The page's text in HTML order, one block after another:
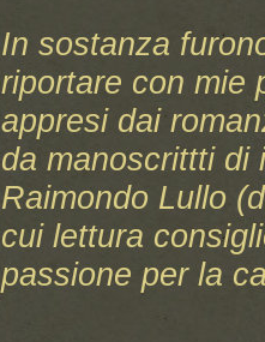
In sostanza
riportare con mie
appresi dai
da manoscrittti di
Raimondo Lullo
cui lettura
passione per la